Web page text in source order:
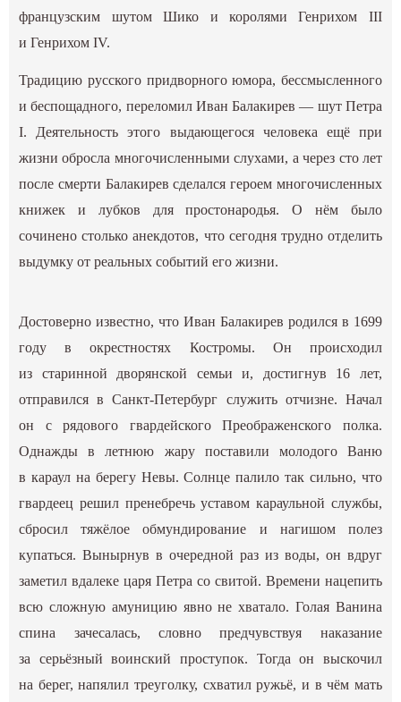
французским шутом Шико и королями Генрихом III
и Генрихом IV.
Традицию русского придворного юмора, бессмысленного
и беспощадного, переломил Иван Балакирев — шут Петра
I. Деятельность этого выдающегося человека ещё при
жизни обросла многочисленными слухами, а через сто лет
после смерти Балакирев сделался героем многочисленных
книжек и лубков для простонародья. О нём было
сочинено столько анекдотов, что сегодня трудно отделить
выдумку от реальных событий его жизни.
Достоверно известно, что Иван Балакирев родился в 1699
году в окрестностях Костромы. Он происходил
из старинной дворянской семьи и, достигнув 16 лет,
отправился в Санкт-Петербург служить отчизне. Начал
он с рядового гвардейского Преображенского полка.
Однажды в летнюю жару поставили молодого Ваню
в караул на берегу Невы. Солнце палило так сильно, что
гвардеец решил пренебречь уставом караульной службы,
сбросил тяжёлое обмундирование и нагишом полез
купаться. Вынырнув в очередной раз из воды, он вдруг
заметил вдалеке царя Петра со свитой. Времени нацепить
всю сложную амуницию явно не хватало. Голая Ванина
спина зачесалась, словно предчувствуя наказание
за серьёзный воинский проступок. Тогда он выскочил
на берег, напялил треуголку, схватил ружьё, и в чём мать